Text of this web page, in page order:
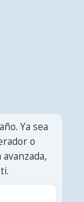
Ya sea
o